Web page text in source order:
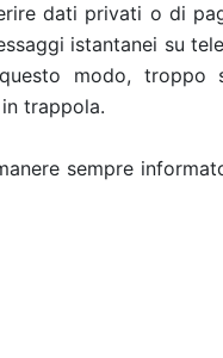
dati privati o di
istantanei su
modo, troppo
trappola.
sempre